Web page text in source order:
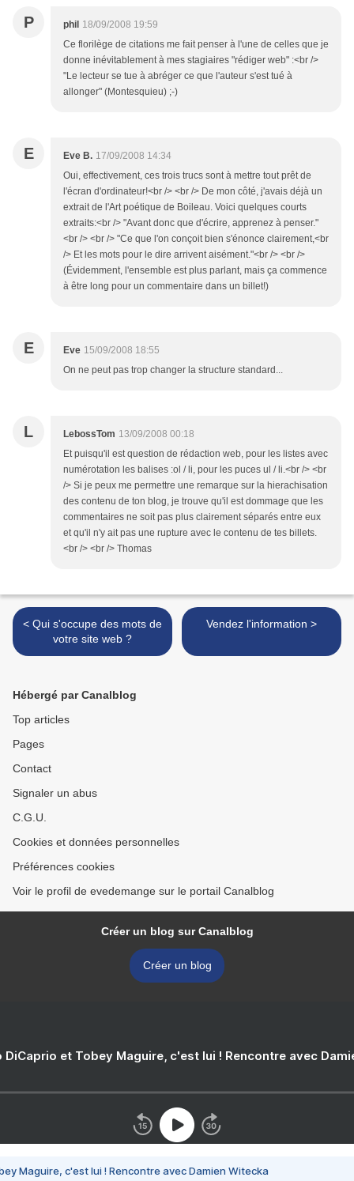
P phil 18/09/2008 19:59
Ce florilège de citations me fait penser à l'une de celles que je
donne inévitablement à mes stagiaires "rédiger web" :<br />
"Le lecteur se tue à abréger ce que l'auteur s'est tué à
allonger" (Montesquieu) ;-)
E Eve B. 17/09/2008 14:34
Oui, effectivement, ces trois trucs sont à mettre tout prêt de
l'écran d'ordinateur!<br /> <br /> De mon côté, j'avais déjà un
extrait de l'Art poétique de Boileau. Voici quelques courts
extraits:<br /> "Avant donc que d'écrire, apprenez à penser."
<br /> <br /> "Ce que l'on conçoit bien s'énonce clairement,<br
/> Et les mots pour le dire arrivent aisément."<br /> <br />
(Évidemment, l'ensemble est plus parlant, mais ça commence
à être long pour un commentaire dans un billet!)
E Eve 15/09/2008 18:55
On ne peut pas trop changer la structure standard...
L LebossTom 13/09/2008 00:18
Et puisqu'il est question de rédaction web, pour les listes avec
numérotation les balises :ol / li, pour les puces ul / li.<br /> <br
/> Si je peux me permettre une remarque sur la hierachisation
des contenu de ton blog, je trouve qu'il est dommage que les
commentaires ne soit pas plus clairement séparés entre eux
et qu'il n'y ait pas une rupture avec le contenu de tes billets.
<br /> <br /> Thomas
< Qui s'occupe des mots de
votre site web ?
Vendez l'information >
Hébergé par Canalblog
Top articles
Pages
Contact
Signaler un abus
C.G.U.
Cookies et données personnelles
Préférences cookies
Voir le profil de evedemange sur le portail Canalblog
Créer un blog sur Canalblog
Créer un blog
DiCaprio et Tobey Maguire, c'est lui ! Rencontre avec
Maguire, c'est lui ! Rencontre avec Damien Witecka